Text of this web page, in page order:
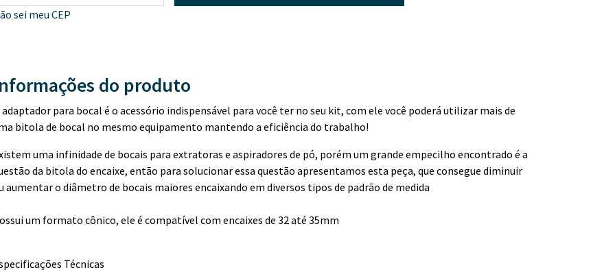
sei meu CEP
do produto
adaptador para bocal é o acessório indispensável para você ter no seu kit, com ele você poderá utilizar mais de
bitola de bocal no mesmo equipamento mantendo a eficiência do trabalho!
uma infinidade de bocais para extratoras e aspiradores de pó, porém um grande empecilho encontrado é a
da bitola do encaixe, então para solucionar essa questão apresentamos esta peça, que consegue diminuir
aumentar o diâmetro de bocais maiores encaixando em diversos tipos de padrão de medida
um formato cônico, ele é compatível com encaixes de 32 até 35mm
Técnicas